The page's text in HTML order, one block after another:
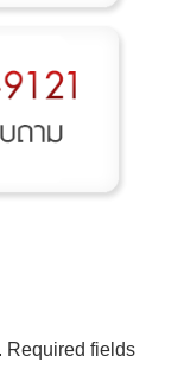
Required fields